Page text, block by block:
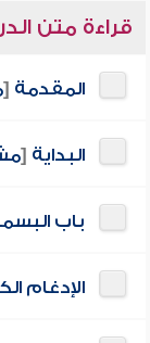
قراءة متن
المقدمة [
البداية [
باب
الإدغام